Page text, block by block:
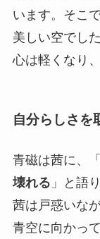
います。そこ
美しい空でし
心は軽くなり
自分らしさを
青磁は茜に、「
壊れる 」と語
茜は戸惑いな
青空に向かっ